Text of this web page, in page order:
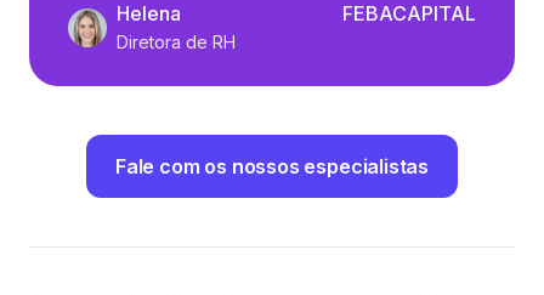
Helena
Diretora de RH
FEBACAPITAL
Fale com os nossos especialistas